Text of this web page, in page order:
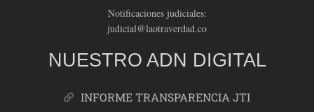
Notificaciones judiciales:
judicial@laotraverdad.co
NUESTRO ADN DIGITAL
INFORME TRANSPARENCIA JTI